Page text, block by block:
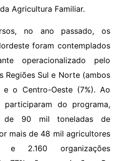
Agricultura Familiar.
no ano passado, os
foram contemplados
operacionalizado pelo
Regiões Sul e Norte (ambos
e o Centro-Oeste (7%). Ao
participaram do programa,
de 90 mil toneladas de
mais de 48 mil agricultores
2.160 organizações